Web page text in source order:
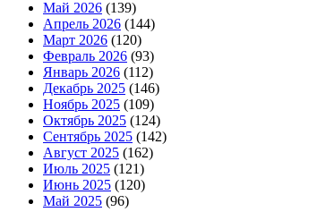
Май 2026 (139)
Апрель 2026 (144)
Март 2026 (120)
Февраль 2026 (93)
Январь 2026 (112)
Декабрь 2025 (146)
Ноябрь 2025 (109)
Октябрь 2025 (124)
Сентябрь 2025 (142)
Август 2025 (162)
Июль 2025 (121)
Июнь 2025 (120)
Май 2025 (96)